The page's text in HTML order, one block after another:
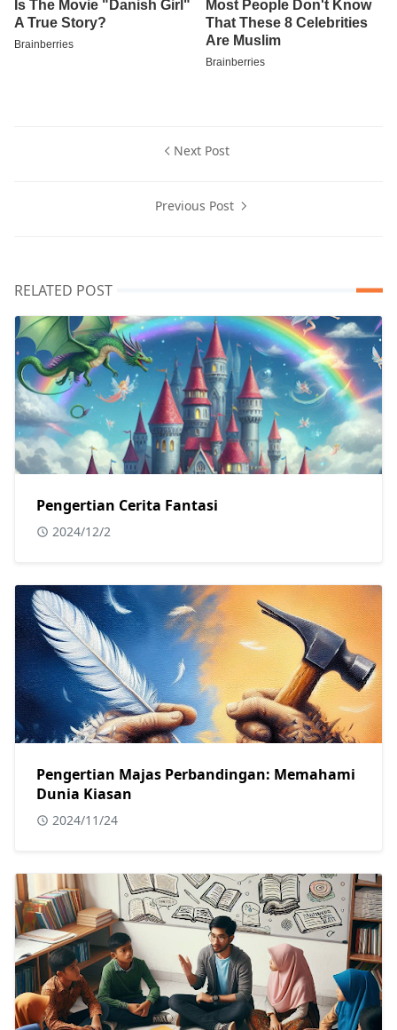
Next Post
Previous Post
RELATED POST
Pengertian Cerita Fantasi
2024/12/2
Pengertian Majas Perbandingan: Memahami
Dunia Kiasan
2024/11/24